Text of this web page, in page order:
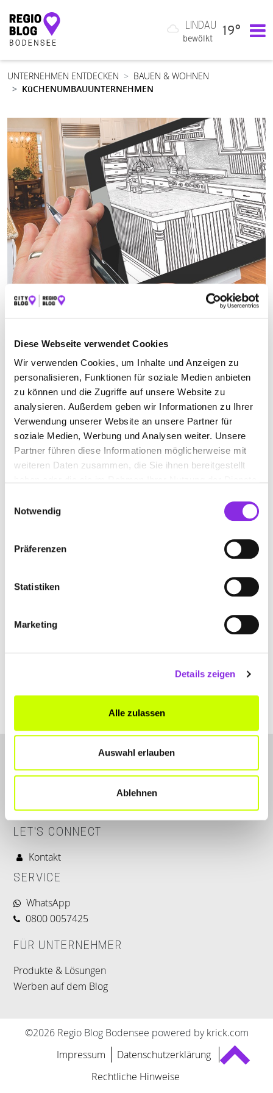
Diese Webseite verwendet Cookies
Wir verwenden Cookies, um Inhalte und Anzeigen zu
personalisieren, Funktionen für soziale Medien anbieten
zu können und die Zugriffe auf unsere Website zu
analysieren. Außerdem geben wir Informationen zu Ihrer
Verwendung unserer Website an unsere Partner für
soziale Medien, Werbung und Analysen weiter. Unsere
Partner führen diese Informationen möglicherweise mit
weiteren Daten zusammen, die Sie ihnen bereitgestellt
Notwendig
Präferenzen
Statistiken
Marketing
Details zeigen
Alle zulassen
Auswahl erlauben
Ablehnen
Hauptnavigation
LINDAU
bewölkt
19°
UNTERNEHMEN ENTDECKEN
BAUEN & WOHNEN
KüCHENUMBAUUNTERNEHMEN
Finden
ALLE LAUPHEIM
MOCK. EINRICHTUNGEN OHG
www.moebelmock.de
LET'S CONNECT
Kontakt
SERVICE
WhatsApp
0800 0057425
FÜR UNTERNEHMER
Produkte & Lösungen
Werben auf dem Blog
©2026 Regio Blog Bodensee powered by krick.com
Impressum
Datenschutzerklärung
Rechtliche Hinweise